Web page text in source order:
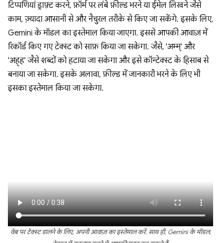
टिप्पणियां ड्राफ़्ट करने, फ़ॉर्म पर लंबे फ़ील्ड भरने या ईमेल लिखने जैसे
काम, ज़्यादा आसानी से और नैचुरल तरीके से किए जा सकेंगे. इसके लिए,
Gemini के मॉडल का इस्तेमाल किया जाएगा. इससे आपकी आवाज़ में
रिकॉर्ड किए गए टेक्स्ट को साफ़ किया जा सकेगा. जैसे, 'अम्म्' और
'अह्ह' जैसे शब्दों को हटाया जा सकेगा और इसे कॉन्टेक्स्ट के हिसाब से
बनाया जा सकेगा. इसके अलावा, फ़ील्ड में जानकारी भरने के लिए भी
इसका इस्तेमाल किया जा सकेगा.
वेब पर टेक्स्ट डालने के लिए, अपनी आवाज़ का इस्तेमाल करें. साथ ही, Gemini के मॉडल,